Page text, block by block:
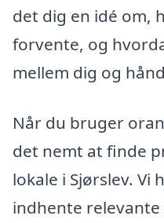
det dig en idé om,
forvente, og
mellem dig og
Når du bruger
det nemt at finde
lokale i Sjørslev.
indhente